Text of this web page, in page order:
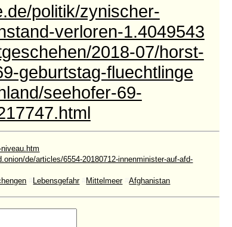
politik/zynischer-
verloren-1.4049543
2018-07/horst-
geburtstag-fluechtlinge
seehofer-69-
de/articles/6554-20180712-innenminister-auf-afd-
Lebensgefahr Mittelmeer #Afghanistan